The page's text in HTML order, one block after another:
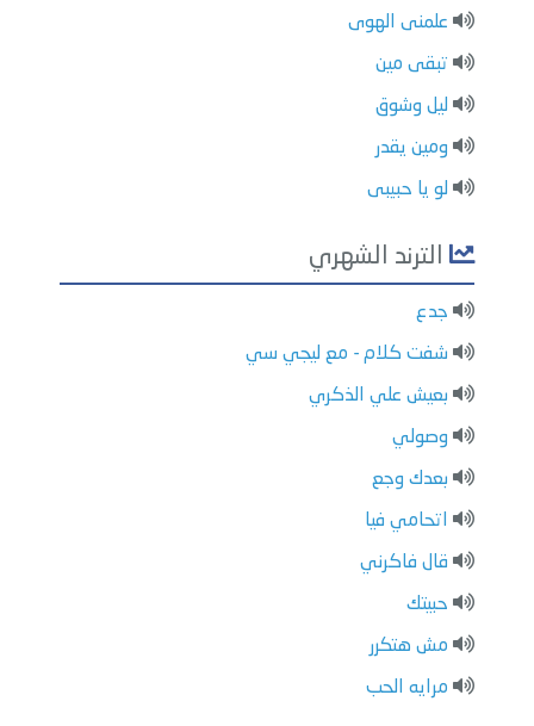
علمنى الهوى
تبقى مين
ليل وشوق
ومين يقدر
لو يا حبيبى
الترند الشهري
جدع
شفت كلام - مع ليجي سي
بعيش علي الذكري
وصولي
بعدك وجع
اتحامي فيا
قال فاكرني
حبيتك
مش هتكرر
مرايه الحب